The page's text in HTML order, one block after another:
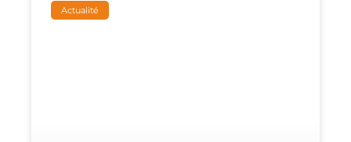
Actualité